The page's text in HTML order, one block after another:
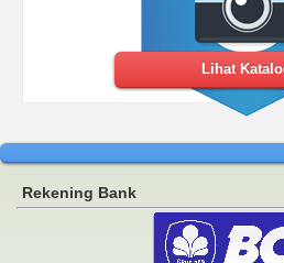
Lihat
Rekening Bank